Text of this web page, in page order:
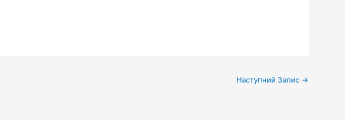
Наступний Запис →